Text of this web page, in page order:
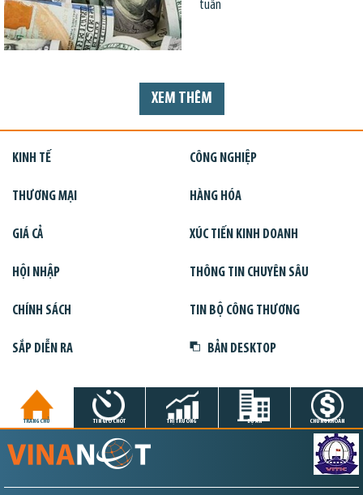
tuần
XEM THÊM
KINH TẾ CÔNG NGHIỆP
THƯƠNG MẠI HÀNG HÓA
GIÁ CẢ XÚC TIẾN KINH DOANH
HỘI NHẬP THÔNG TIN CHUYÊN SÂU
CHÍNH SÁCH TIN BỘ CÔNG THƯƠNG
SẮP DIỄN RA BẢN DESKTOP
TRANG CHỦ TIN GIỜ CHÓT THỊ TRƯỜNG DỰ ÁN CHỨNG KHOÁN